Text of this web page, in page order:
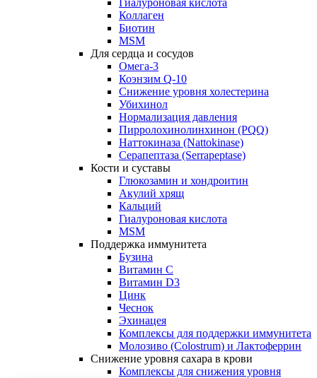
Коллаген
Биотин
MSM
Для сердца и сосудов
Омега-3
Коэнзим Q-10
Снижение уровня холестерина
Убихинол
Нормализация давления
Пирролохинолинхинон (PQQ)
Наттокиназа (Nattokinase)
Серапептаза (Serrapeptase)
Кости и суставы
Глюкозамин и хондроитин
Акулий хрящ
Кальций
Гиалуроновая кислота
MSM
Поддержка иммунитета
Бузина
Витамин С
Витамин D3
Цинк
Чеснок
Эхинацея
Комплексы для поддержки иммунитета
Молозиво (Colostrum) и Лактоферрин
Снижение уровня сахара в крови
Комплексы для снижения уровня